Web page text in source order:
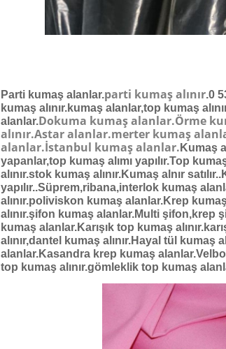
Parti kumaş alanlar.parti kumaş alınır.0
kumaş alınır.kumaş alanlar,top kumaş
alanlar.Dokuma kumaş alanlar.Örme
alınır.Astar alanlar.merter kumaş
alanlar.İstanbul kumaş alanlar. Kumaş
yapanlar,top kumaş alımı yapılır.Top
alınır.stok kumaş alınır.Kumaş alnır
yapılır..Süprem,ribana,interlok kumaş
alınır.poliviskon kumaş alanlar.Krep
alınır.şifon kumaş alanlar.Multi şifon,krep
kumaş alanlar.Karışık top kumaş
alınır,dantel kumaş alınır.Hayal tül kumaş
alanlar.Kasandra krep kumaş
top kumaş alınır.gömleklik top kumaş